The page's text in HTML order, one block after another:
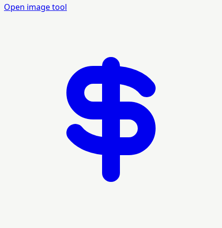
Open image tool